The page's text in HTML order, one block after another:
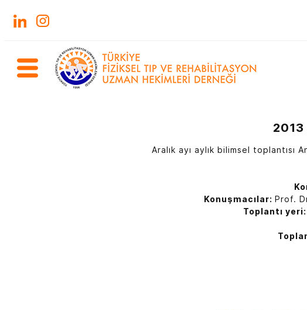
2013
Aralık ayı aylık bilimsel
Konuşmacılar: Prof.
Toplantı yeri: